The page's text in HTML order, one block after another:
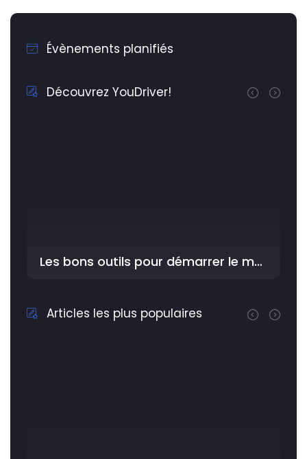
Évènements planifiés
Découvrez YouDriver!
Les bons outils pour démarrer le meilleur avec YouDriver dans l'Atelier
Articles les plus populaires